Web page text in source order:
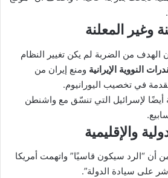
وغير المعلنة
من الضربة لم يكن تغيير النظام
النووية الإيرانية ومنع إيران من
في تخصيب اليورانيوم.
لإسرائيل التي تنسّق مع واشنطن
والإقليمية
أن “الرد سيكون قاسيًا” واتهمت أمريكا
على سيادة الدولة”.